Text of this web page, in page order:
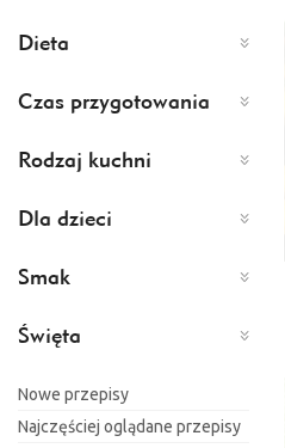
Dieta
Czas przygotowania
Rodzaj kuchni
Dla dzieci
Smak
Święta
Nowe przepisy
Najczęściej oglądane przepisy